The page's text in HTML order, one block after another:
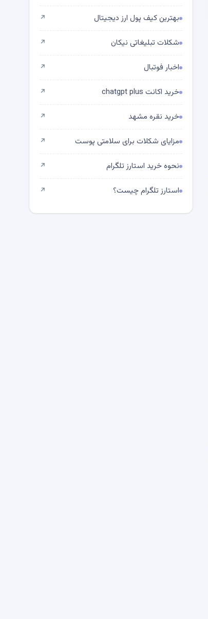
بهترین کیف پول ارز دیجیتال ↗
شکلات تبلیغاتی نیکان ↗
اخبار فوتبال ↗
خرید اکانت chatgpt plus ↗
خرید نقره مشهد ↗
مزایای شکلات برای سلامتی پوست ↗
نحوه خرید استارز تلگرام ↗
استارز تلگرام چیست؟ ↗